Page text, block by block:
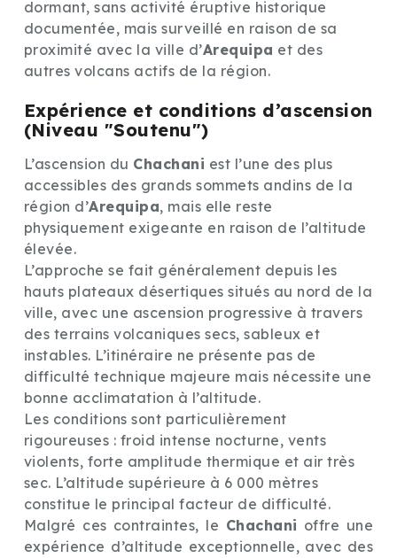
dormant, sans activité éruptive historique
documentée, mais surveillé en raison de sa
proximité avec la ville d’Arequipa et des
autres volcans actifs de la région.
Expérience et conditions d’ascension
(Niveau "Soutenu")
L’ascension du Chachani est l’une des plus
accessibles des grands sommets andins de la
région d’Arequipa, mais elle reste
physiquement exigeante en raison de l’altitude
élevée.
L’approche se fait généralement depuis les
hauts plateaux désertiques situés au nord de la
ville, avec une ascension progressive à travers
des terrains volcaniques secs, sableux et
instables. L’itinéraire ne présente pas de
difficulté technique majeure mais nécessite une
bonne acclimatation à l’altitude.
Les conditions sont particulièrement
rigoureuses : froid intense nocturne, vents
violents, forte amplitude thermique et air très
sec. L’altitude supérieure à 6 000 mètres
constitue le principal facteur de difficulté.
Malgré ces contraintes, le Chachani offre une
expérience d’altitude exceptionnelle, avec des